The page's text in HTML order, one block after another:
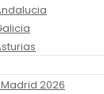
2026